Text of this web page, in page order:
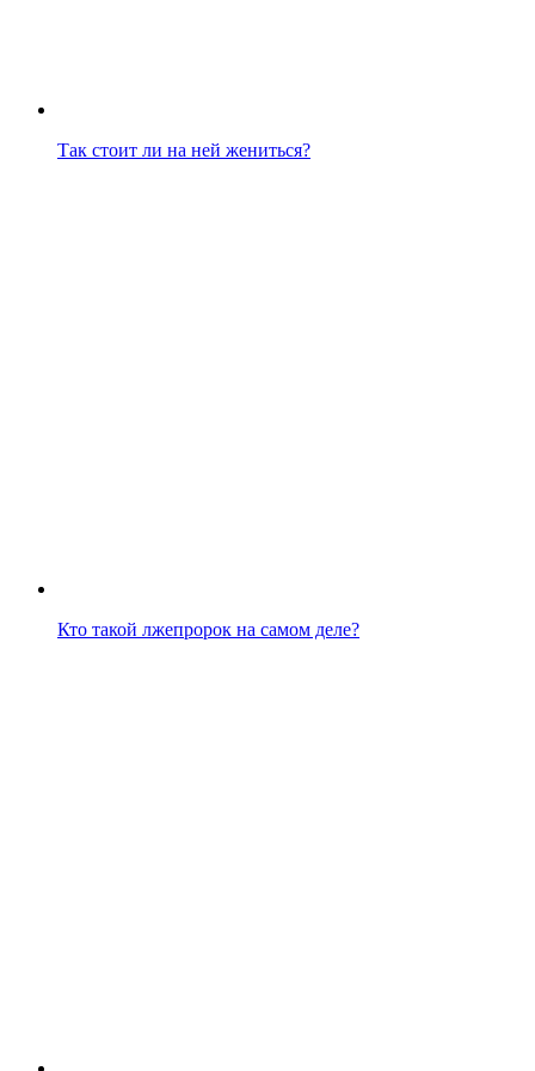
Так стоит ли на ней жениться?
Кто такой лжепророк на самом деле?